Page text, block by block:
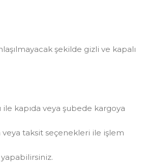
şekilde gizli ve kapalı
ile kapıda veya şubede kargoya
taksit seçenekleri ile işlem